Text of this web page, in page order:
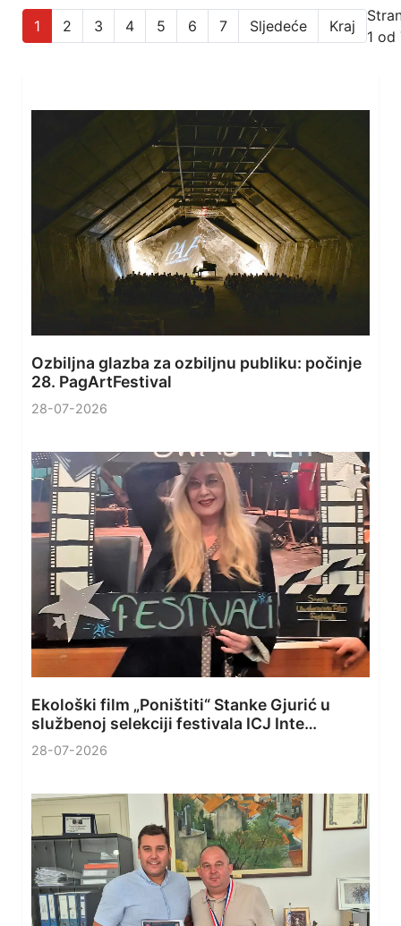
1 2 3 4 5 6 7 Sljedeće Kraj
1 od
Ozbiljna glazba za ozbiljnu publiku: počinje
28. PagArtFestival
28-07-2026
Ekološki film „Poništiti“ Stanke Gjurić u
službenoj selekciji festivala ICJ Inte…
28-07-2026